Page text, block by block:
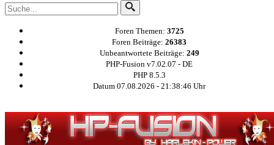
Foren Themen: 3725
Foren Beiträge: 26383
Unbeantwortete Beiträge: 249
PHP-Fusion v7.02.07 - DE
PHP 8.5.3
Datum 07.08.2026 - 21:38:46 Uhr